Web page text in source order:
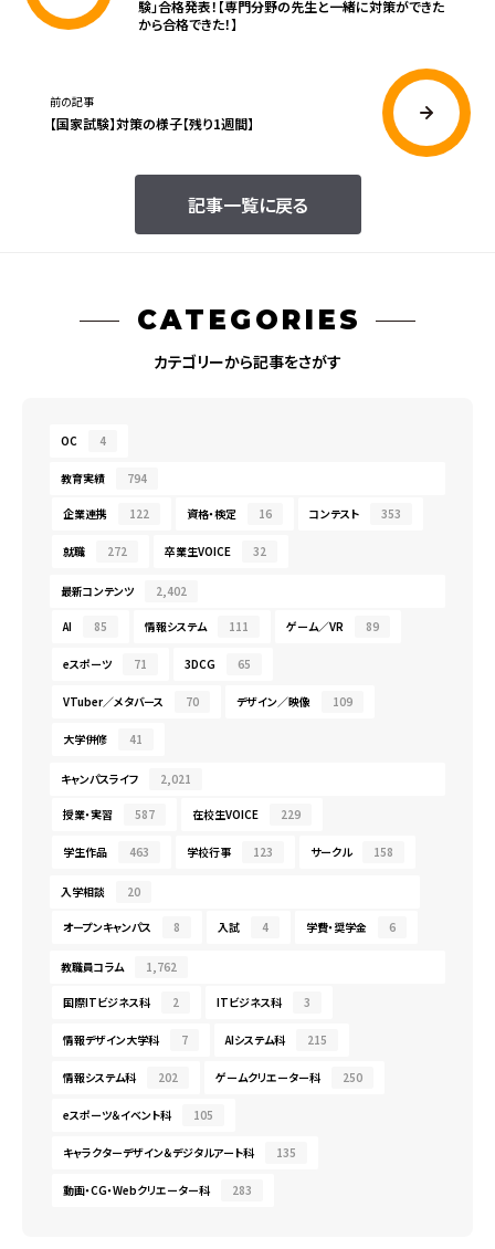
験」合格発表！【専門分野の先生と一緒に対策ができた
から合格できた！】
記事一覧に戻る
前の記事
【国家試験】対策の様子【残り1週間】
CATEGORIES
カテゴリーから記事をさがす
OC 4
教育実績 794
企業連携 122 資格・検定 16 コンテスト 353
就職 272 卒業生VOICE 32
最新コンテンツ 2,402
AI 85 情報システム 111 ゲーム／VR 89
eスポーツ 71 3DCG 65
VTuber／メタバース 70 デザイン／映像 109
大学併修 41
キャンパスライフ 2,021
授業・実習 587 在校生VOICE 229
学生作品 463 学校行事 123 サークル 158
入学相談 20
オープンキャンパス 8 入試 4 学費・奨学金 6
教職員コラム 1,762
国際ITビジネス科 2 ITビジネス科 3
情報デザイン大学科 7 AIシステム科 215
情報システム科 202 ゲームクリエーター科 250
eスポーツ＆イベント科 105
キャラクターデザイン＆デジタルアート科 135
動画・CG・Webクリエーター科 283